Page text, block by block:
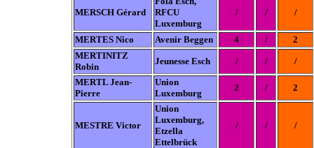
MERSCH Gérard
RFCU
Luxemburg
/ / /
MERTES Nico Avenir Beggen 4 /
2
MERTINITZ
Robin
Jeunesse Esch / /
/
MERTL Jean-
Pierre
Union
Luxemburg
2 / 2
MESTRE Victor
Union
Luxemburg,
Etzella
Ettelbrück
/ / /